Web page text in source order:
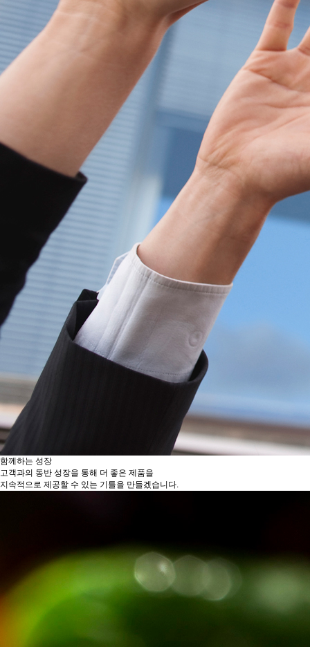
함께하는 성장
고객과의 동반 성장을 통해 더 좋은 제품을
지속적으로 제공할 수 있는 기틀을 만들겠습니다.